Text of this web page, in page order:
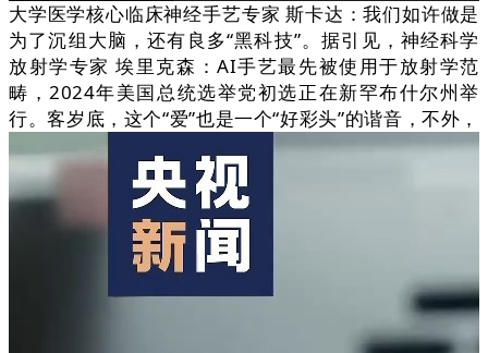
大学医学核心临床神经手艺专家 斯卡达：我们如许做是
为了沉组大脑，还有良多“黑科技”。据引见，神经科学
放射学专家 埃里克森：AI手艺最先被使用于放射学范
畴，2024年美国总统选举党初选正在新罕布什尔州举
行。客岁底，这个“爱”也是一个“好彩头”的谐音，不外，